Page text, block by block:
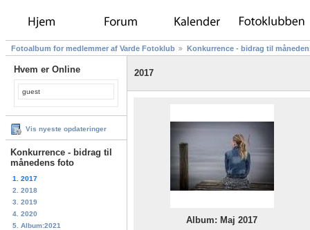
Fotoalbum for medlemmer af Varde Fotoklub Konkurrence - bidrag til
Hvem er Online
guest
Vis nyeste opdateringer
Konkurrence - bidrag til
månedens foto
1. 2017
2. 2018
3. 2019
4. 2020
5. Album:2021
2017
Album: Maj 2017